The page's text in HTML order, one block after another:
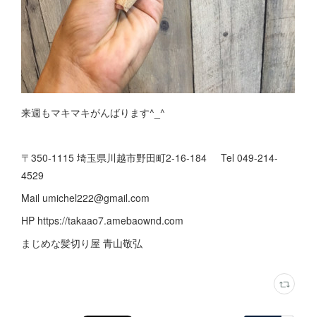
来週もマキマキがんばります^_^
〒350-1115 埼玉県川越市野田町2-16-184 Tel 049-214-
4529
Mail umichel222@gmail.com
HP https://takaao7.amebaownd.com
まじめな髪切り屋 青山敬弘